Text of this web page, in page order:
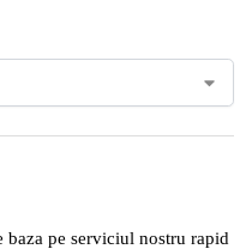
baza pe serviciul nostru rapid